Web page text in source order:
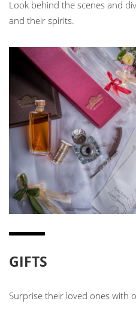
Look behind the scenes and
and their spirits.
GIFTS
Surprise their loved ones with